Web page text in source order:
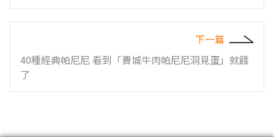
下一篇
40種經典帕尼尼 看到「費城牛肉帕尼尼洞見蛋」就餓
了